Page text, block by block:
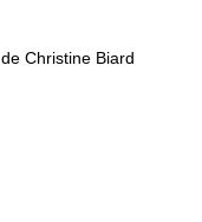
, de Christine Biard